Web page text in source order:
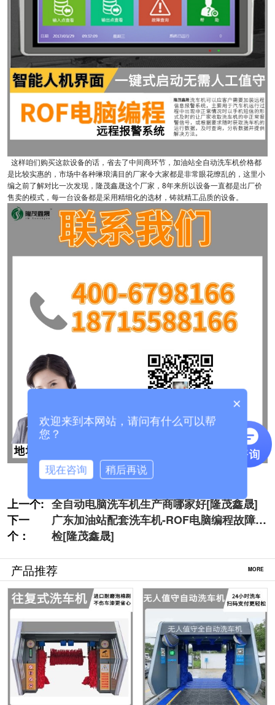
这样咱们购买这款设备的话，省去了中间商环节，加油站全自动洗车机价格都
是比较实惠的，市场中各种琳琅满目的厂家令大家都是非常眼花缭乱的，这里小
编之前了解对比一次发现，隆茂鑫晟这个厂家，8年来所以设备一直都是出厂价
售卖的模式，每一台设备都是采用精细化的选材，铸就精工品质的设备。
上一个: 全自动电脑洗车机生产商哪家好[隆茂鑫晟]
下一
个：
广东加油站配套洗车机-ROF电脑编程故障自
检[隆茂鑫晟]
产品推荐 MORE
×
欢迎来到本网站，请问有什么可以帮
您？
现在咨询 稍后再说